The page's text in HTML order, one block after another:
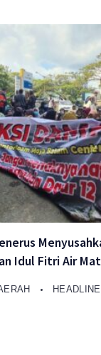
Idul Fitri Air
HEADLINE